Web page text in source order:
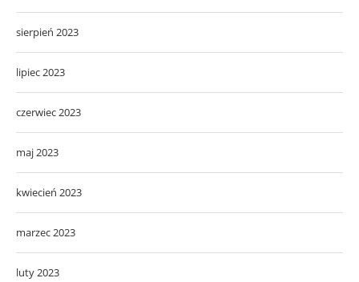
sierpień 2023
lipiec 2023
czerwiec 2023
maj 2023
kwiecień 2023
marzec 2023
luty 2023